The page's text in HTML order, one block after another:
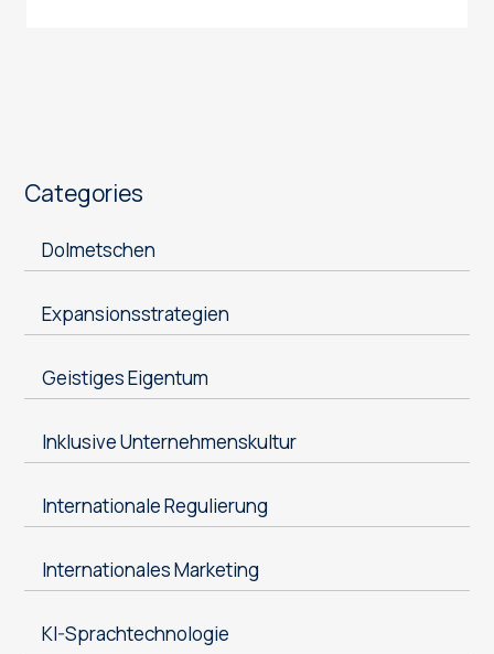
Categories
Dolmetschen
Expansionsstrategien
Geistiges Eigentum
Inklusive Unternehmenskultur
Internationale Regulierung
Internationales Marketing
KI-Sprachtechnologie